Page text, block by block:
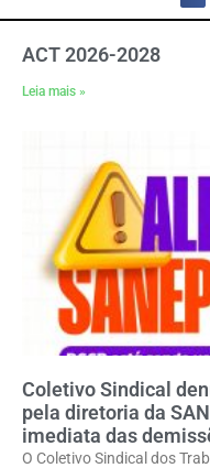
ACT 2026-2028
Leia mais »
Coletivo Sindical
pela diretoria da
imediata das
O Coletivo Sindical dos